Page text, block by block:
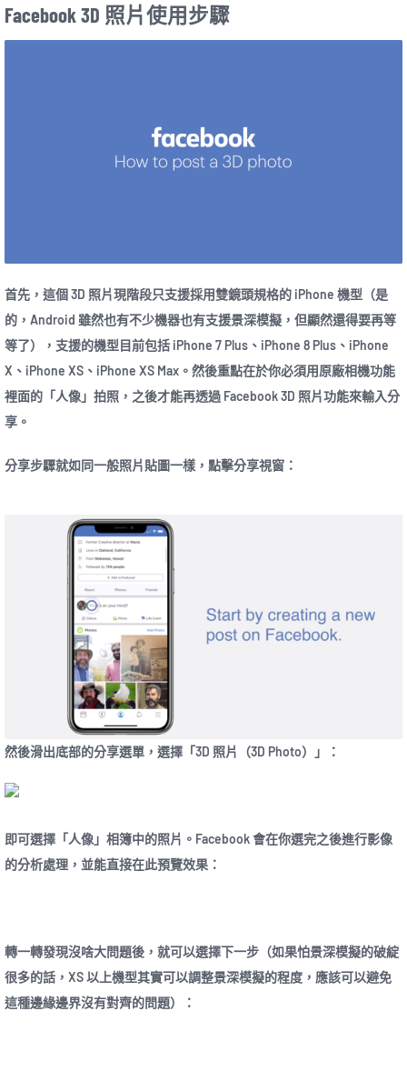
Facebook 3D 照片使用步驟
首先，這個 3D 照片現階段只支援採用雙鏡頭規格的 iPhone 機型（是
的，Android 雖然也有不少機器也有支援景深模擬，但顯然還得要再等
等了），支援的機型目前包括 iPhone 7 Plus、iPhone 8 Plus、iPhone
X、iPhone XS、iPhone XS Max。然後重點在於你必須用原廠相機功能
裡面的「人像」拍照，之後才能再透過 Facebook 3D 照片功能來輸入分
享。
分享步驟就如同一般照片貼圖一樣，點擊分享視窗：
然後滑出底部的分享選單，選擇「3D 照片（3D Photo）」：
即可選擇「人像」相簿中的照片。Facebook 會在你選完之後進行影像
的分析處理，並能直接在此預覽效果：
轉一轉發現沒啥大問題後，就可以選擇下一步（如果怕景深模擬的破綻
很多的話，XS 以上機型其實可以調整景深模擬的程度，應該可以避免
這種邊緣邊界沒有對齊的問題）：